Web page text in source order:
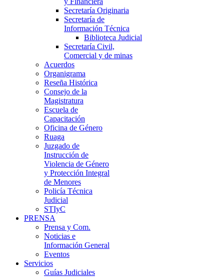
Secretaría Originaria
Secretaría de
Información Técnica
Biblioteca Judicial
Secretaría Civil,
Comercial y de minas
Acuerdos
Organigrama
Reseña Histórica
Consejo de la
Magistratura
Escuela de
Capacitación
Oficina de Género
Ruaga
Juzgado de
Instrucción de
Violencia de Género
y Protección Integral
de Menores
Policía Técnica
Judicial
STIyC
PRENSA
Prensa y Com.
Noticias e
Información General
Eventos
Servicios
Guías Judiciales